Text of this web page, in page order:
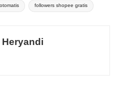
followers shopee gratis